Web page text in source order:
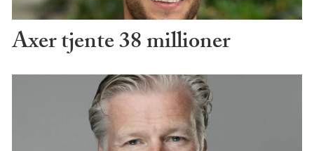
Axer tjente 38 millioner